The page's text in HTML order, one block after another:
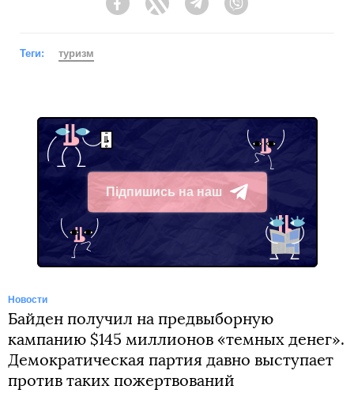
FacebookTwitter Telegram
Теги: туризм
Підпишись на наш
Telegram
Новости
Байден получил на предвыборную
кампанию $145 миллионов «темных денег».
Демократическая партия давно выступает
против таких пожертвований